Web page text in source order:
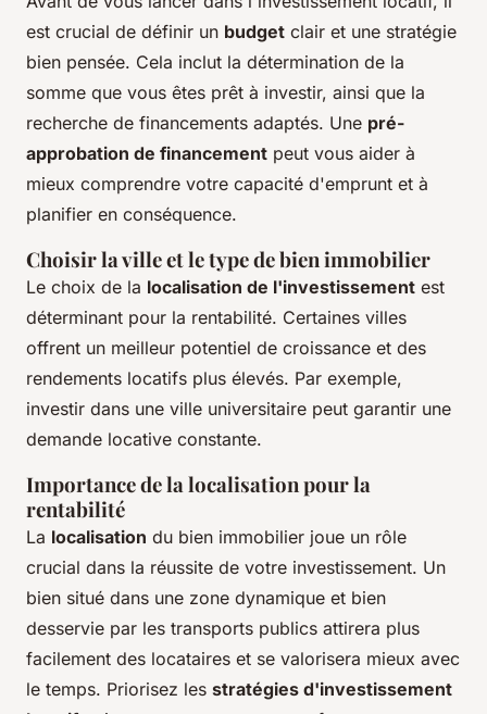
est crucial de définir un budget clair et une stratégie
bien pensée. Cela inclut la détermination de la
somme que vous êtes prêt à investir, ainsi que la
recherche de financements adaptés. Une pré-
approbation de financement peut vous aider à
mieux comprendre votre capacité d'emprunt et à
planifier en conséquence.
Choisir la ville et le type de bien immobilier
Le choix de la localisation de l'investissement est
déterminant pour la rentabilité. Certaines villes
offrent un meilleur potentiel de croissance et des
rendements locatifs plus élevés. Par exemple,
investir dans une ville universitaire peut garantir une
demande locative constante.
Importance de la localisation pour la
rentabilité
La localisation du bien immobilier joue un rôle
crucial dans la réussite de votre investissement. Un
bien situé dans une zone dynamique et bien
desservie par les transports publics attirera plus
facilement des locataires et se valorisera mieux avec
le temps. Priorisez les stratégies d'investissement